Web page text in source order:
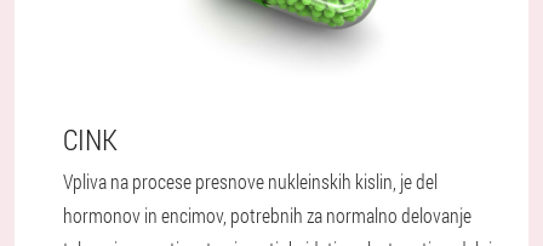
CINK
Vpliva na procese presnove nukleinskih kislin, je del
hormonov in encimov, potrebnih za normalno delovanje